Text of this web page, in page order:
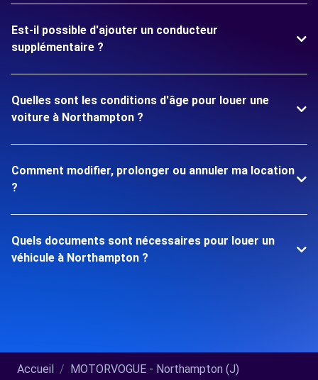
Est-il possible d'ajouter un conducteur
supplémentaire ?
Quelles sont les conditions d'âge pour louer une
voiture à Northampton ?
Comment modifier, prolonger ou annuler ma location
?
Quels documents sont nécessaires pour louer un
véhicule à Northampton ?
Accueil MOTORVOGUE - Northampton (J)